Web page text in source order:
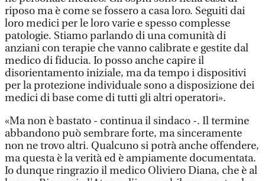
riposo ma è come se fossero a casa loro. Seguiti dai
loro medici per le loro varie e spesso complesse
patologie. Stiamo parlando di una comunità di
anziani con terapie che vanno calibrate e gestite dal
medico di fiducia. Io posso anche capire il
disorientamento iniziale, ma da tempo i dispositivi
per la protezione individuale sono a disposizione dei
medici di base come di tutti gli altri operatori».
«Ma non è bastato - continua il sindaco -. Il termine
abbandono può sembrare forte, ma sinceramente
non ne trovo altri. Qualcuno si potrà anche offendere,
ma questa è la verità ed è ampiamente documentata.
Io dunque ringrazio il medico Oliviero Diana, che è al